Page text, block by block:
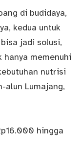
di budidaya,
kedua untuk
jadi solusi,
memenuhi
nutrisi
alun Lumajang,
hingga